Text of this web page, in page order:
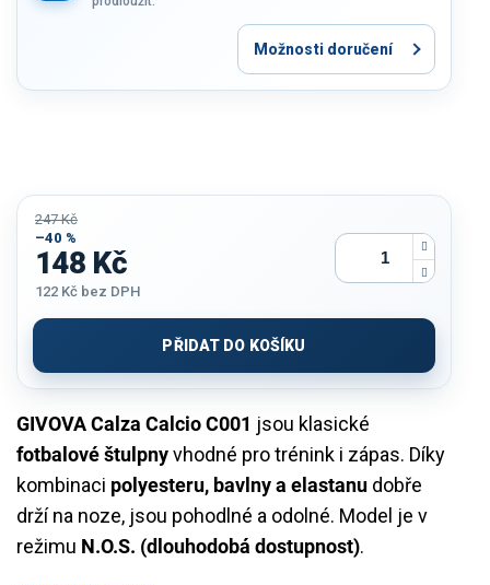
Možnosti doručení
GIVOVA Calza Calcio C001 jsou klasické
fotbalové štulpnyvhodné pro trénink i zápas. Díky
kombinaci polyesteru, bavlny a elastanu dobře
drží na noze, jsou pohodlné a odolné. Model je v
režimu N.O.S. (dlouhodobá dostupnost).
247 Kč
–40 %
148 Kč
122 Kč bez DPH
cena:
PŘIDAT DO KOŠÍKU